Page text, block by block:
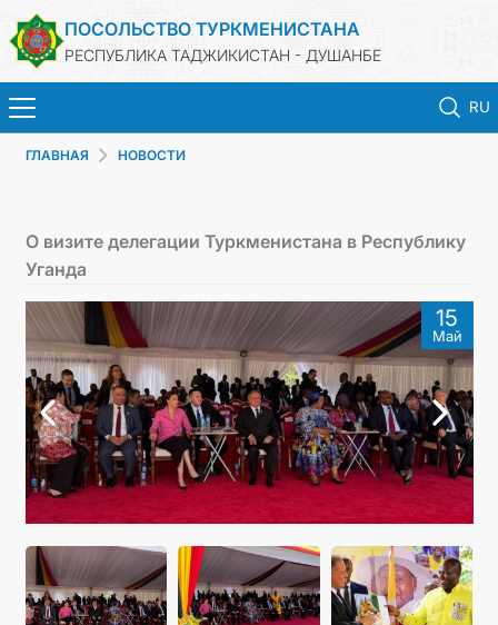
ПОСОЛЬСТВО ТУРКМЕНИСТАНА
РЕСПУБЛИКА ТАДЖИКИСТАН - ДУШАНБЕ
RU
КОНСУЛЬСКИЕ УСЛУГИ
МИД
КОНТАКТНЫЕ ДАННЫЕ
ГЛАВНАЯ НОВОСТИ
О визите делегации Туркменистана в Республику
Уганда
15
Май